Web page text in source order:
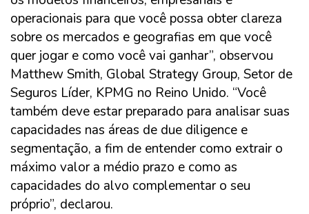
operacionais para que você possa obter clareza
sobre os mercados e geografias em que você
quer jogar e como você vai ganhar”, observou
Matthew Smith, Global Strategy Group, Setor de
Seguros Líder, KPMG no Reino Unido. “Você
também deve estar preparado para analisar suas
capacidades nas áreas de due diligence e
segmentação, a fim de entender como extrair o
máximo valor a médio prazo e como as
capacidades do alvo complementar o seu
próprio”, declarou.